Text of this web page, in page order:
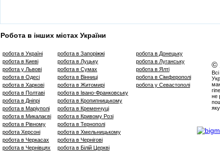
Робота в інших містах України
робота в Україні
робота в Киеві
робота у Львові
робота в Одесі
робота в Харкові
робота в Полтаві
робота в Дніпрі
робота в Маріуполі
робота в Микалаєві
робота в Рівному
робота Херсоні
робота в Черкасах
робота в Чернівцях
робота в Запоріжжі
робота в Луцьку
робота в Сумах
робота в Вінниці
робота в Житомирі
робота в Івано-Франковську
робота в Кропипницькому
робота в Кременчуці
робота в Кривому Розі
робота в Тернополі
робота в Хмельницькому
робота в Чернігові
робота в Білій Церкві
робота в Донецьку
робота в Луганську
робота в Ялті
робота в Сімферополі
робота у Севастополі
©
не